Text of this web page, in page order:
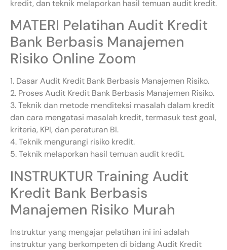
kredit, dan teknik melaporkan hasil temuan audit kredit.
MATERI Pelatihan Audit Kredit
Bank Berbasis Manajemen
Risiko Online Zoom
1. Dasar Audit Kredit Bank Berbasis Manajemen Risiko.
2. Proses Audit Kredit Bank Berbasis Manajemen Risiko.
3. Teknik dan metode menditeksi masalah dalam kredit
dan cara mengatasi masalah kredit, termasuk test goal,
kriteria, KPI, dan peraturan BI.
4. Teknik mengurangi risiko kredit.
5. Teknik melaporkan hasil temuan audit kredit.
INSTRUKTUR Training Audit
Kredit Bank Berbasis
Manajemen Risiko Murah
Instruktur yang mengajar pelatihan ini ini adalah
instruktur yang berkompeten di bidang Audit Kredit